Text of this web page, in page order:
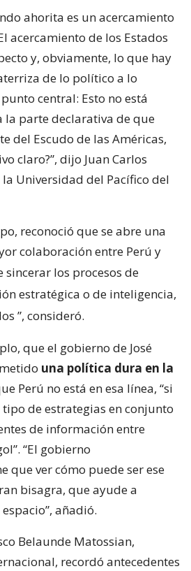
ahorita es un acercamiento
acercamiento de los Estados
y, obviamente, lo que hay
de lo político a lo
central: Esto no está
la parte declarativa de que
del Escudo de las Américas,
claro?”, dijo Juan Carlos
Universidad del Pacífico del
reconoció que se abre una
colaboración entre Perú y
sincerar los procesos de
estratégica o de inteligencia,
”, consideró.
que el gobierno de José
una política dura en la
Perú no está en esa línea, “si
de estrategias en conjunto
de información entre
“El gobierno
que ver cómo puede ser ese
bisagra, que ayude a
añadió.
Belaunde Matossian,
recordó antecedentes